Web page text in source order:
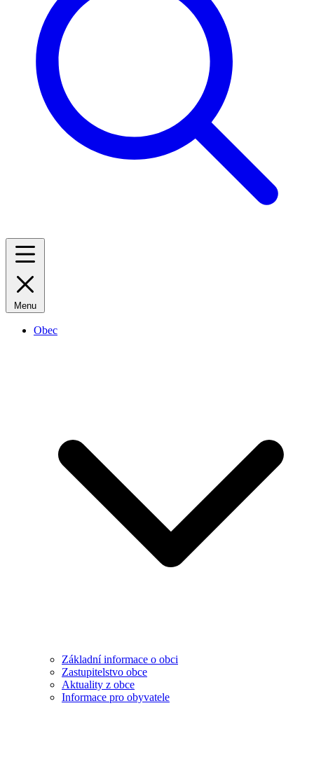
Menu
Obec
Základní informace o obci
Zastupitelstvo obce
Aktuality z obce
Informace pro obyvatele